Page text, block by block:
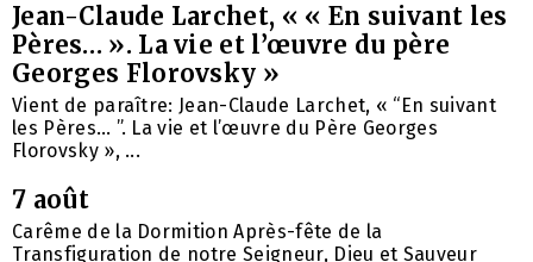
Jean-Claude Larchet, « « En suivant les
Pères… ». La vie et l’œuvre du père
Georges Florovsky »
Vient de paraître: Jean-Claude Larchet, « “En suivant
les Pères… ”. La vie et l’œuvre du Père Georges
Florovsky », ...
7 août
Carême de la Dormition Après-fête de la
Transfiguration de notre Seigneur, Dieu et Sauveur